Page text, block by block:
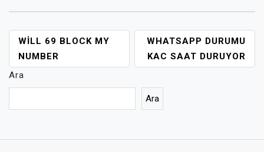
YAZI
GEZINMESI
WILL 69 BLOCK MY
NUMBER
WHATSAPP DURUMU
KAC SAAT DURUYOR
Ara
Ara